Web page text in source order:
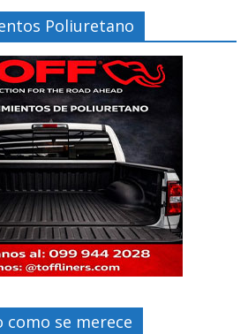
Poliuretano
como se merece